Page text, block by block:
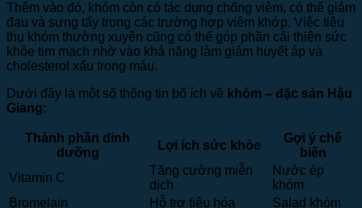
Thêm vào đó, khóm còn có tác dụng chống viêm, có thể giảm
đau và sưng tấy trong các trường hợp viêm khớp. Việc tiêu
thụ khóm thường xuyên cũng có thể góp phần cải thiện sức
khỏe tim mạch nhờ vào khả năng làm giảm huyết áp và
cholesterol xấu trong máu.
Dưới đây là một số thông tin bổ ích về khóm – đặc sản Hậu
Giang:
Thành phần dinh
dưỡng
Lợi ích sức khỏe
Gợi ý chế
biến
Vitamin C
Tăng cường miễn
dịch
Nước ép
khóm
Bromelain
Hỗ trợ tiêu hóa
Salad khóm